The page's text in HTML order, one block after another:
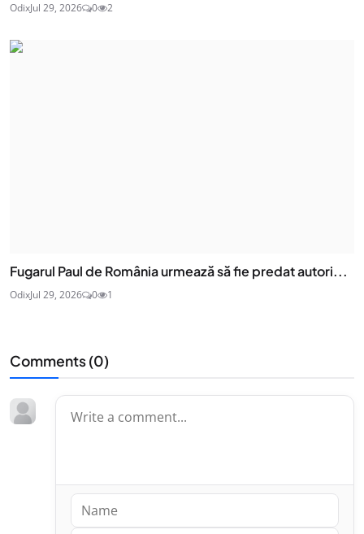
OdixJul 29, 2026 0 2
Fugarul Paul de România urmează să fie predat autori...
OdixJul 29, 2026 0 1
Comments (0)